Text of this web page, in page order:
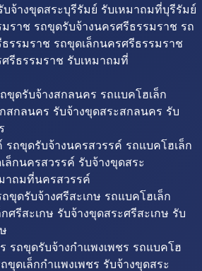
บจ้างขุดสระบุรีรัมย์ รับเหมาถมที่บุรีรัมย์
ราช รถขุดรับจ้างนครศรีธรรมราช รถ
รรมราช รถขุดเล็กนครศรีธรรมราช
รีธรรมราช รับเหมาถมที่
ขุดรับจ้างสกลนคร รถแบคโฮเล็ก
สกลนคร รับจ้างขุดสระสกลนคร รับ
รถขุดรับจ้างนครสวรรค์ รถแบคโฮเล็ก
ล็กนครสวรรค์ รับจ้างขุดสระ
าถมที่นครสวรรค์
ขุดรับจ้างศรีสะเกษ รถแบคโฮเล็ก
ศรีสะเกษ รับจ้างขุดสระศรีสะเกษ รับ
รถขุดรับจ้างกำแพงเพชร รถแบคโฮ
ขุดเล็กกำแพงเพชร รับจ้างขุดสระ